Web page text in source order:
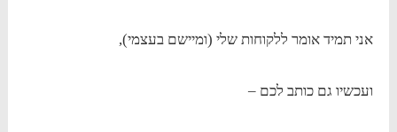
אני תמיד אומר ללקוחות שלי (ומיישם בעצמי),
ועכשיו גם כותב לכם –